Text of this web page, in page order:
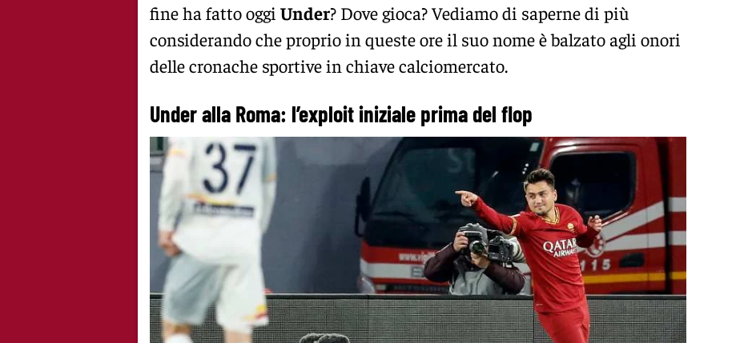
fine ha fatto oggi Under? Dove gioca? Vediamo di saperne di più
considerando che proprio in queste ore il suo nome è balzato agli onori
delle cronache sportive in chiave calciomercato.
Under alla Roma: l’exploit iniziale prima del flop